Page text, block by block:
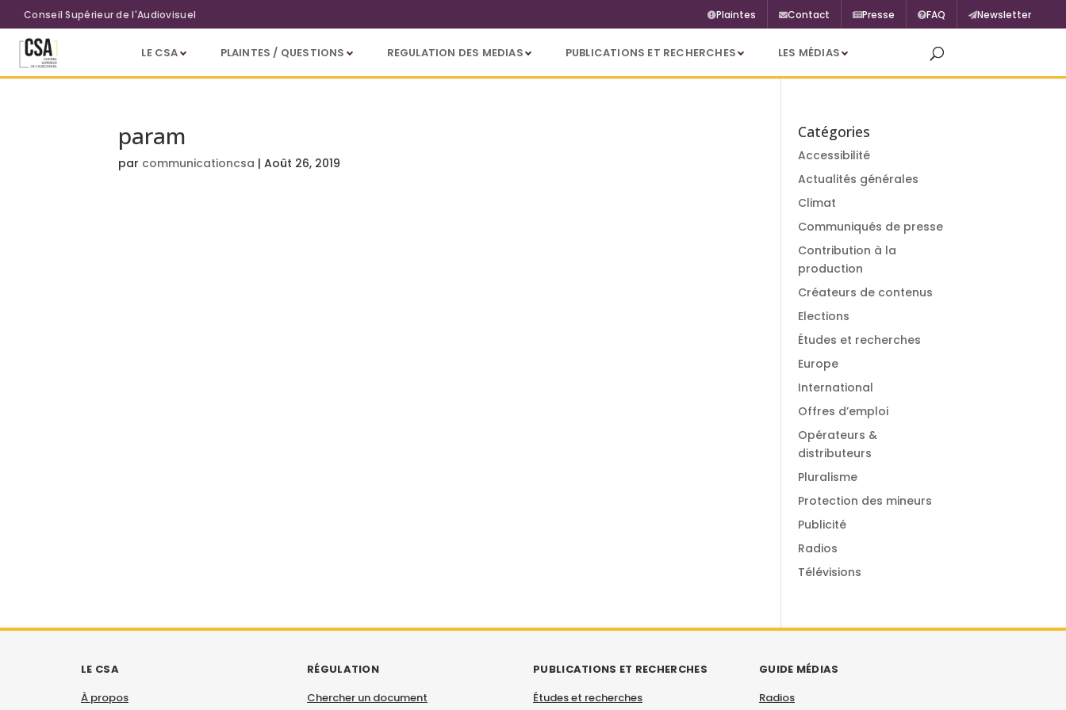
Aller au contenu principal
Conseil Supérieur de l'Audiovisuel Plaintes Contact Presse FAQ Newsletter
LE CSA PLAINTES / QUESTIONS REGULATION DES MEDIAS PUBLICATIONS ET RECHERCHES LES MÉDIAS
param
par communicationcsa |Août 26, 2019
Catégories
Accessibilité
Actualités générales
Climat
Communiqués de presse
Contribution à la
production
Créateurs de contenus
Elections
Études et recherches
Europe
International
Offres d’emploi
Opérateurs &
distributeurs
Pluralisme
Protection des mineurs
Publicité
Radios
Télévisions
LE CSA
À propos
RÉGULATION
Chercher un document
PUBLICATIONS ET RECHERCHES
Études et recherches
GUIDE MÉDIAS
Radios